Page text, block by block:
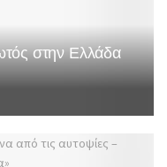
στην Ελλάδα